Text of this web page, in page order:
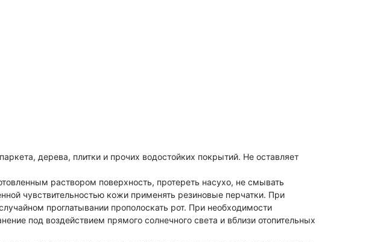
дерева, плитки и прочих водостойких покрытий. Не оставляет
раствором поверхность, протереть насухо, не смывать
чувствительностью кожи применять резиновые перчатки. При
проглатывании прополоскать рот. При необходимости
под воздействием прямого солнечного света и вблизи отопительных